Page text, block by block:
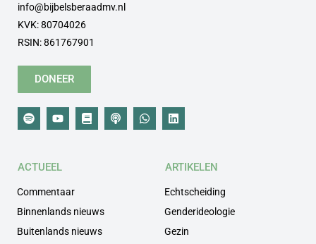
info@bijbelsberaadmv.nl
KVK: 80704026
RSIN: 861767901
DONEER
ACTUEEL
Commentaar
Binnenlands nieuws
Buitenlands nieuws
ARTIKELEN
Echtscheiding
Genderideologie
Gezin